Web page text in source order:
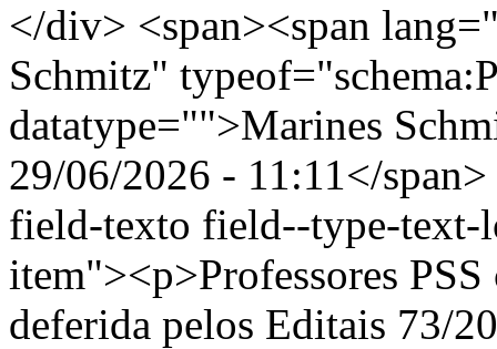
</div> <span><span
Schmitz"
datatype="">Marines
29/06/2026 - 11:11</
field-texto field--type-
item"><p>Professores
deferida pelos Editais 73/